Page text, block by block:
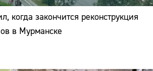
когда закончится реконструкция
в Мурманске